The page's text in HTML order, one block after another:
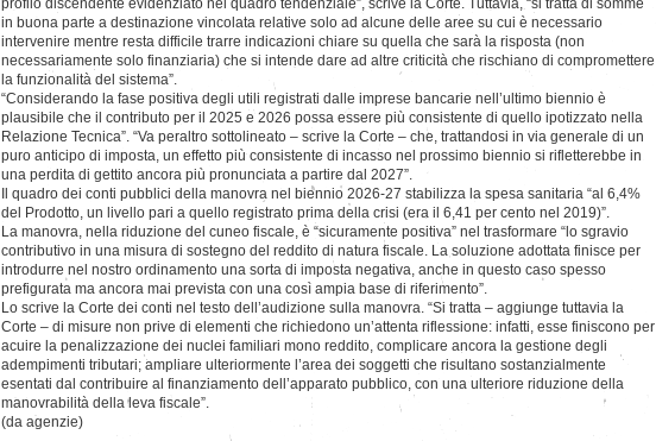
profilo discendente evidenziato nel quadro tendenziale”, scrive la Corte. Tuttavia, “si tratta di somme
in buona parte a destinazione vincolata relative solo ad alcune delle aree su cui è necessario
intervenire mentre resta difficile trarre indicazioni chiare su quella che sarà la risposta (non
necessariamente solo finanziaria) che si intende dare ad altre criticità che rischiano di compromettere
la funzionalità del sistema”.
“Considerando la fase positiva degli utili registrati dalle imprese bancarie nell’ultimo biennio è
plausibile che il contributo per il 2025 e 2026 possa essere più consistente di quello ipotizzato nella
Relazione Tecnica”. “Va peraltro sottolineato – scrive la Corte – che, trattandosi in via generale di un
puro anticipo di imposta, un effetto più consistente di incasso nel prossimo biennio si rifletterebbe in
una perdita di gettito ancora più pronunciata a partire dal 2027”.
Il quadro dei conti pubblici della manovra nel biennio 2026-27 stabilizza la spesa sanitaria “al 6,4%
del Prodotto, un livello pari a quello registrato prima della crisi (era il 6,41 per cento nel 2019)”.
La manovra, nella riduzione del cuneo fiscale, è “sicuramente positiva” nel trasformare “lo sgravio
contributivo in una misura di sostegno del reddito di natura fiscale. La soluzione adottata finisce per
introdurre nel nostro ordinamento una sorta di imposta negativa, anche in questo caso spesso
prefigurata ma ancora mai prevista con una così ampia base di riferimento”.
Lo scrive la Corte dei conti nel testo dell’audizione sulla manovra. “Si tratta – aggiunge tuttavia la
Corte – di misure non prive di elementi che richiedono un’attenta riflessione: infatti, esse finiscono per
acuire la penalizzazione dei nuclei familiari mono reddito, complicare ancora la gestione degli
adempimenti tributari; ampliare ulteriormente l’area dei soggetti che risultano sostanzialmente
esentati dal contribuire al finanziamento dell’apparato pubblico, con una ulteriore riduzione della
manovrabilità della leva fiscale”.
(da agenzie)